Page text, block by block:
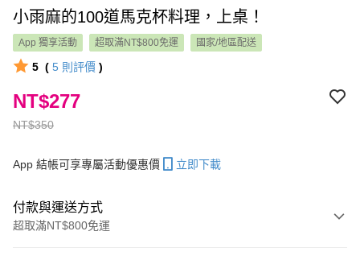
小雨麻的100道馬克杯料理，上桌！
App 獨享活動 超取滿NT$800免運 國家/地區配送
5 ( 5 則評價 )
NT$350
NT$277
App 結帳可享專屬活動優惠價 立即下載
付款與運送方式
超取滿NT$800免運